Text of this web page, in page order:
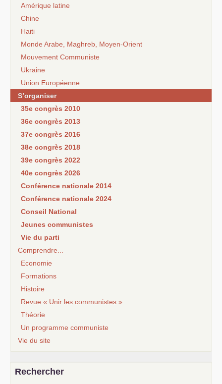
Amérique latine
Chine
Haiti
Monde Arabe, Maghreb, Moyen-Orient
Mouvement Communiste
Ukraine
Union Européenne
S’organiser
35e congrès 2010
36e congrès 2013
37e congrès 2016
38e congrès 2018
39e congrès 2022
40e congrès 2026
Conférence nationale 2014
Conférence nationale 2024
Conseil National
Jeunes communistes
Vie du parti
Comprendre...
Economie
Formations
Histoire
Revue « Unir les communistes »
Théorie
Un programme communiste
Vie du site
Rechercher